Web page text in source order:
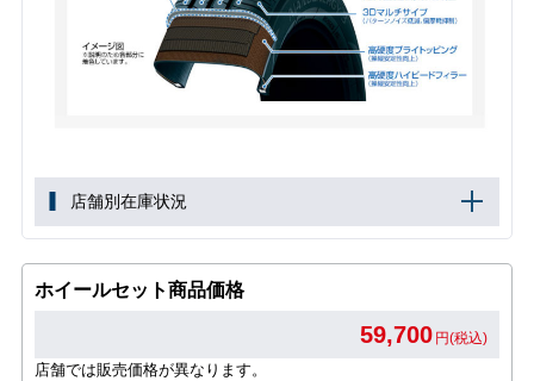
店舗別在庫状況
ホイールセット商品価格
59,700 円(税込)
店舗では販売価格が異なります。